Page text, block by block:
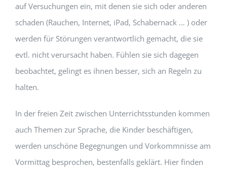
auf Versuchungen ein, mit denen sie sich oder anderen
schaden (Rauchen, Internet, iPad, Schabernack … ) oder
werden für Störungen verantwortlich gemacht, die sie
evtl. nicht verursacht haben. Fühlen sie sich dagegen
beobachtet, gelingt es ihnen besser, sich an Regeln zu
halten.
In der freien Zeit zwischen Unterrichtsstunden kommen
auch Themen zur Sprache, die Kinder beschäftigen,
werden unschöne Begegnungen und Vorkommnisse am
Vormittag besprochen, bestenfalls geklärt. Hier finden